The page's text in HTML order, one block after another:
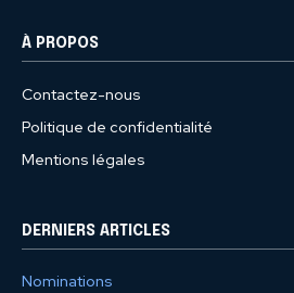
À PROPOS
Contactez-nous
Politique de confidentialité
Mentions légales
DERNIERS ARTICLES
Nominations